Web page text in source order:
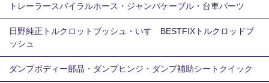
トレーラースパイラルホース・ジャンパケーブル・台車パーツ
日野純正トルクロットブッシュ・いすゞBESTFIXトルクロッドブ
ッシュ
ダンプボディー部品・ダンプヒンジ・ダンプ補助シートクイック